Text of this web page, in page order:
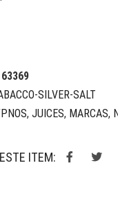
63369
SILVER-SALT
, JUICES, MARCAS,
ITEM: